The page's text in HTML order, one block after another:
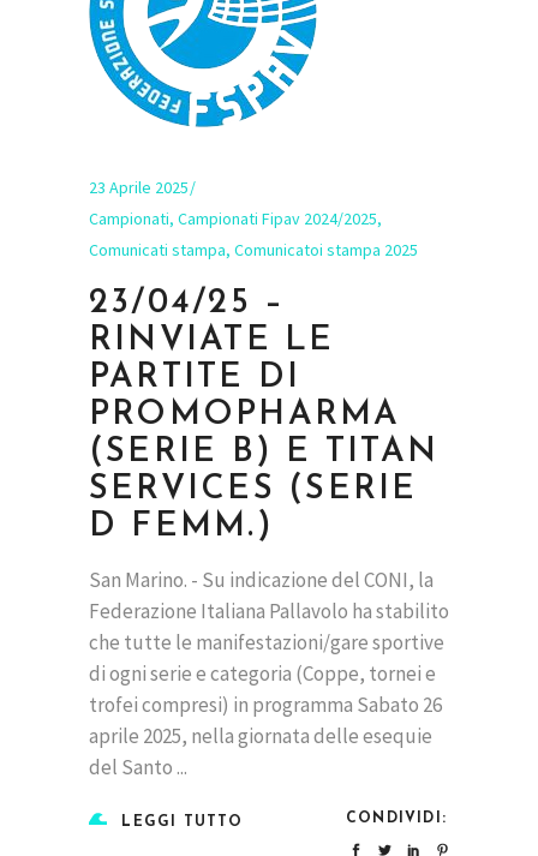
23 Aprile 2025
Campionati, Campionati Fipav 2024/2025,
Comunicati stampa, Comunicatoi stampa 2025
23/04/25 –
RINVIATE LE
PARTITE DI
PROMOPHARMA
(SERIE B) E TITAN
SERVICES (SERIE
D FEMM.)
San Marino. - Su indicazione del CONI, la
Federazione Italiana Pallavolo ha stabilito
che tutte le manifestazioni/gare sportive
di ogni serie e categoria (Coppe, tornei e
trofei compresi) in programma Sabato 26
aprile 2025, nella giornata delle esequie
del Santo
LEGGI TUTTO CONDIVIDI: